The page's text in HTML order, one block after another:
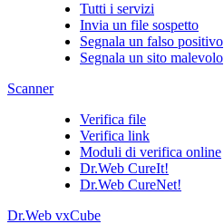
Tutti i servizi
Invia un file sospetto
Segnala un falso positivo
Segnala un sito malevolo
Scanner
Verifica file
Verifica link
Moduli di verifica online
Dr.Web CureIt!
Dr.Web CureNet!
Dr.Web vxCube